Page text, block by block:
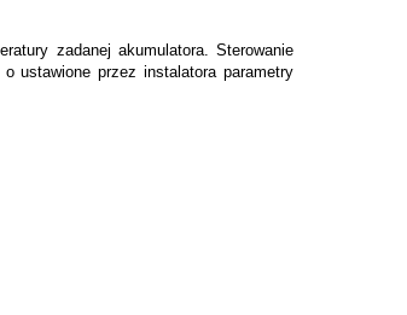
zadanej akumulatora. Sterowanie
ustawione przez instalatora parametry